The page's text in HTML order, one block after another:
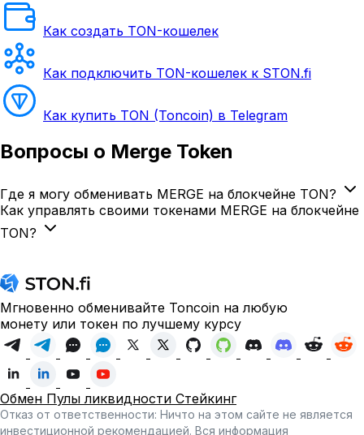
Как создать TON-кошелек
Как подключить TON-кошелек к STON.fi
Как купить TON (Toncoin) в Telegram
Вопросы о Merge Token
Где я могу обменивать MERGE на блокчейне TON?
Как управлять своими токенами MERGE на блокчейне
TON?
Мгновенно обменивайте Toncoin на любую
монету или токен по лучшему курсу
Обмен Пулы ликвидности Стейкинг
Отказ от ответственности: Ничто на этом сайте не является
инвестиционной рекомендацией. Вся информация